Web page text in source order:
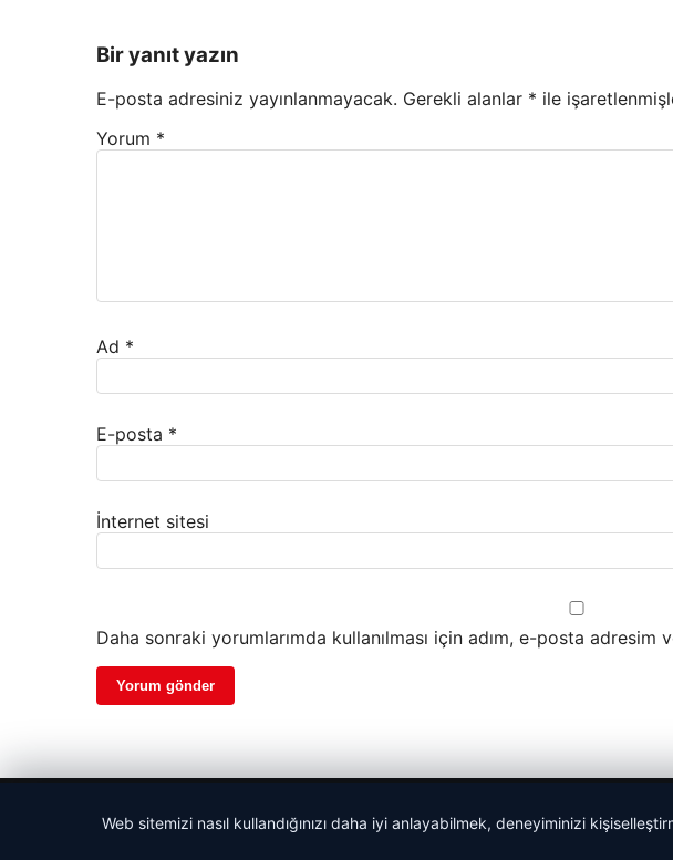
Bir yanıt yazın
E-posta adresiniz yayınlanmayacak. Gerekli alanlar * ile
Yorum *
Ad *
E-posta *
İnternet sitesi
Daha sonraki yorumlarımda kullanılması için adım, e-posta adresim
© 2026 Haber Geldi – Gündemden Haberler
Web sitemizi nasıl kullandığınızı daha iyi anlayabilmek, deneyiminizi